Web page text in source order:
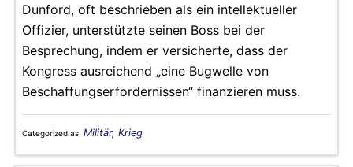
Dunford, oft beschrieben als ein intellektueller
Offizier, unterstützte seinen Boss bei der
Besprechung, indem er versicherte, dass der
Kongress ausreichend „eine Bugwelle von
Beschaffungserfordernissen“ finanzieren muss.
Categorized as: Militär, Krieg